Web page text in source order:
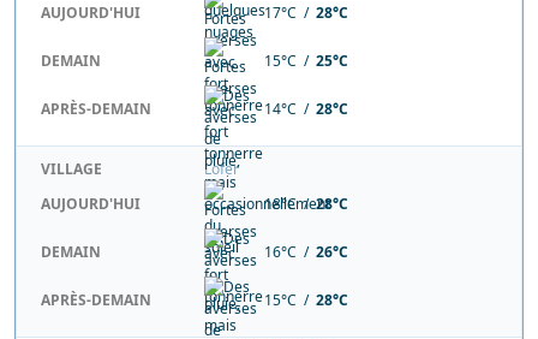
AUJOURD'HUI
17°C / 28°C
DEMAIN 15°C / 25°C
APRÈS-DEMAIN 14°C / 28°C
VILLAGE
Lofer
AUJOURD'HUI
18°C /28°C
DEMAIN 16°C / 26°C
APRÈS-DEMAIN 15°C / 28°C